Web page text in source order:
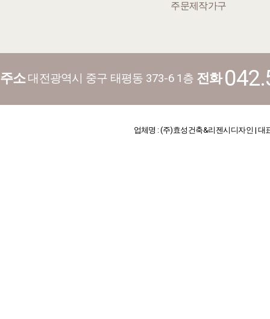
주문제작가구
주소대전광역시 중구 태평동 373-6 1층 전화
업체명 : (주)효성건축&리젠시디자인 | 대